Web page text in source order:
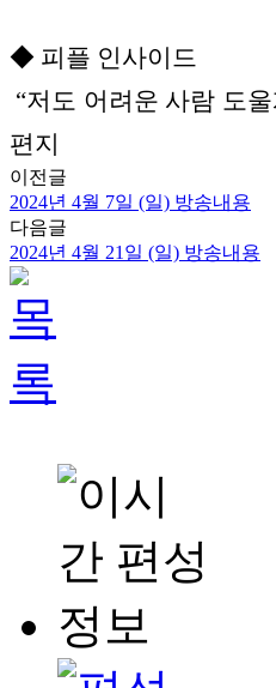
◆ 피플 인사이드
“저도 어려운 사람 도
편지
이전글
2024년 4월 7일 (일) 방송내용
다음글
2024년 4월 21일 (일) 방송내용